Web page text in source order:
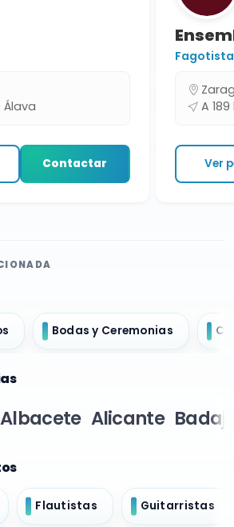
Álava
Contactar
Fagotista
A 189
Ver
Bodas y Ceremonias
Albacete Alicante
Flautistas Guitarristas